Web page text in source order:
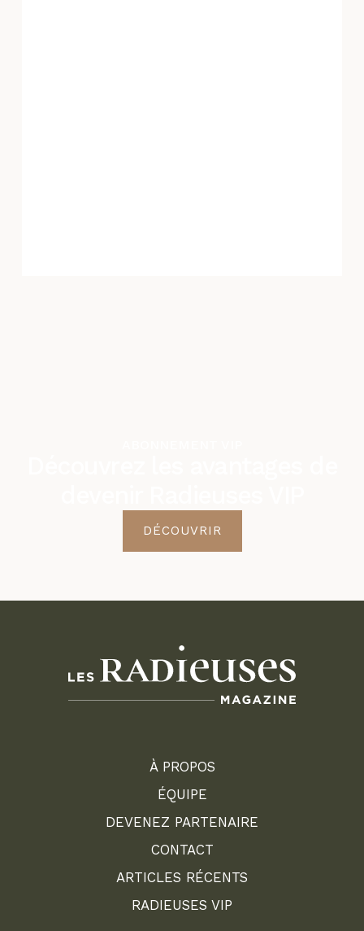
DÉCOUVRIR
À PROPOS
ÉQUIPE
DEVENEZ PARTENAIRE
CONTACT
ARTICLES RÉCENTS
RADIEUSES VIP